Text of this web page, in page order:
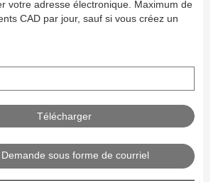
votre adresse électronique. Maximum de
CAD par jour, sauf si vous créez un
Demande sous forme de courriel